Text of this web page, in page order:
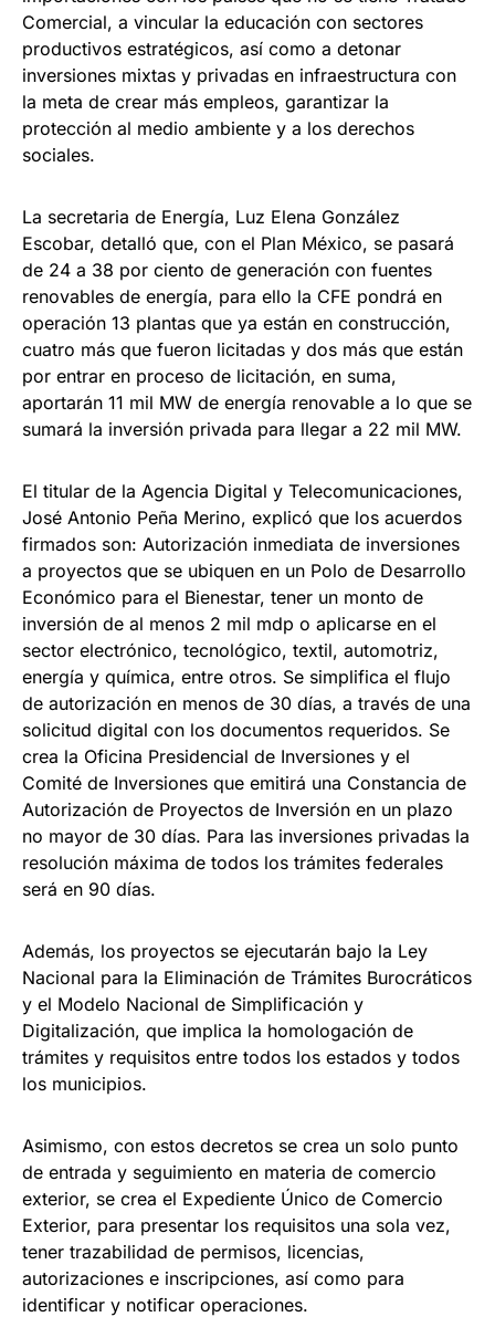
Comercial, a vincular la educación con sectores
productivos estratégicos, así como a detonar
inversiones mixtas y privadas en infraestructura con
la meta de crear más empleos, garantizar la
protección al medio ambiente y a los derechos
sociales.
La secretaria de Energía, Luz Elena González
Escobar, detalló que, con el Plan México, se pasará
de 24 a 38 por ciento de generación con fuentes
renovables de energía, para ello la CFE pondrá en
operación 13 plantas que ya están en construcción,
cuatro más que fueron licitadas y dos más que están
por entrar en proceso de licitación, en suma,
aportarán 11 mil MW de energía renovable a lo que se
sumará la inversión privada para llegar a 22 mil MW.
El titular de la Agencia Digital y Telecomunicaciones,
José Antonio Peña Merino, explicó que los acuerdos
firmados son: Autorización inmediata de inversiones
a proyectos que se ubiquen en un Polo de Desarrollo
Económico para el Bienestar, tener un monto de
inversión de al menos 2 mil mdp o aplicarse en el
sector electrónico, tecnológico, textil, automotriz,
energía y química, entre otros. Se simplifica el flujo
de autorización en menos de 30 días, a través de una
solicitud digital con los documentos requeridos. Se
crea la Oficina Presidencial de Inversiones y el
Comité de Inversiones que emitirá una Constancia de
Autorización de Proyectos de Inversión en un plazo
no mayor de 30 días. Para las inversiones privadas la
resolución máxima de todos los trámites federales
será en 90 días.
Además, los proyectos se ejecutarán bajo la Ley
Nacional para la Eliminación de Trámites Burocráticos
y el Modelo Nacional de Simplificación y
Digitalización, que implica la homologación de
trámites y requisitos entre todos los estados y todos
los municipios.
Asimismo, con estos decretos se crea un solo punto
de entrada y seguimiento en materia de comercio
exterior, se crea el Expediente Único de Comercio
Exterior, para presentar los requisitos una sola vez,
tener trazabilidad de permisos, licencias,
autorizaciones e inscripciones, así como para
identificar y notificar operaciones.